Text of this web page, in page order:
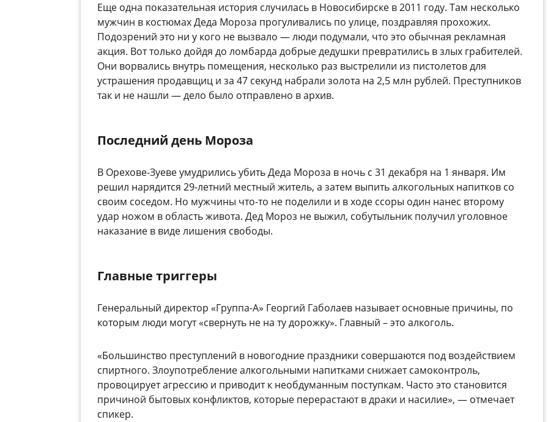
Еще одна показательная история случилась в Новосибирске в 2011 году. Там несколько
мужчин в костюмах Деда Мороза прогуливались по улице, поздравляя прохожих.
Подозрений это ни у кого не вызвало — люди подумали, что это обычная рекламная
акция. Вот только дойдя до ломбарда добрые дедушки превратились в злых грабителей.
Они ворвались внутрь помещения, несколько раз выстрелили из пистолетов для
устрашения продавщиц и за 47 секунд набрали золота на 2,5 млн рублей. Преступников
так и не нашли — дело было отправлено в архив.
Последний день Мороза
В Орехове-Зуеве умудрились убить Деда Мороза в ночь с 31 декабря на 1 января. Им
решил нарядится 29-летний местный житель, а затем выпить алкогольных напитков со
своим соседом. Но мужчины что-то не поделили и в ходе ссоры один нанес второму
удар ножом в область живота. Дед Мороз не выжил, собутыльник получил уголовное
наказание в виде лишения свободы.
Главные триггеры
Генеральный директор «Группа-А» Георгий Габолаев называет основные причины, по
которым люди могут «свернуть не на ту дорожку». Главный – это алкоголь.
«Большинство преступлений в новогодние праздники совершаются под воздействием
спиртного. Злоупотребление алкогольными напитками снижает самоконтроль,
провоцирует агрессию и приводит к необдуманным поступкам. Часто это становится
причиной бытовых конфликтов, которые перерастают в драки и насилие», — отмечает
спикер.